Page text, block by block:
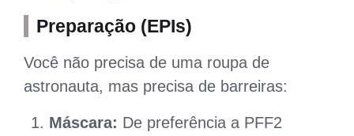
Preparação (EPIs)
Você não precisa de uma roupa de
astronauta, mas precisa de barreiras:
Máscara: De preferência a PFF2